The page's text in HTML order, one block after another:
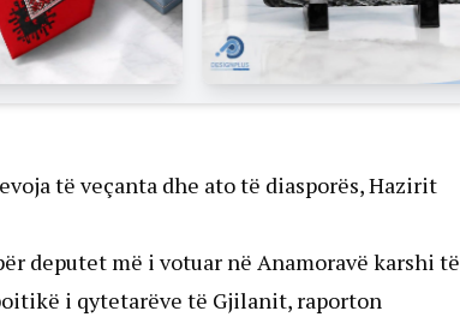
të veçanta dhe ato të diasporës, Hazirit
deputet më i votuar në Anamoravë karshi të
i qytetarëve të Gjilanit, raporton